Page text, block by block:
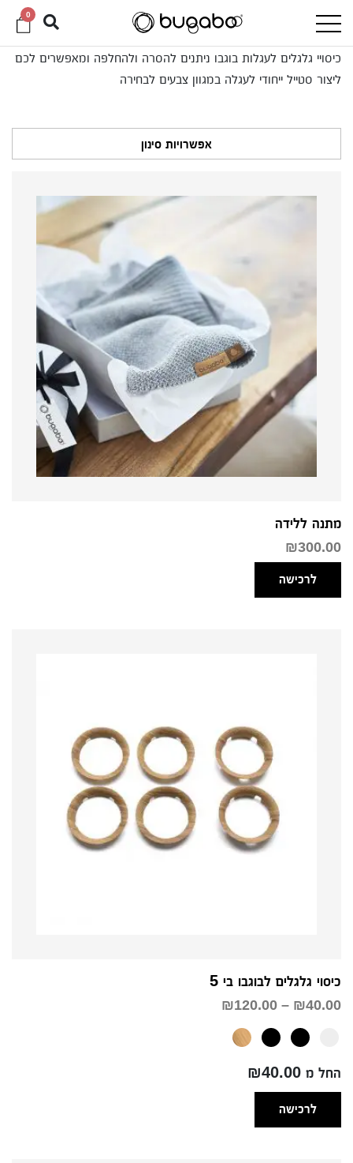
0
כיסויי גלגלים לעגלות בוגבו ניתנים להסרה ולהחלפה ומאפשרים לכם
ליצור סטייל ייחודי לעגלה במגוון צבעים לבחירה
אפשרויות סינון
מתנה ללידה
₪300.00
לרכישה
כיסוי גלגלים לבוגבו בי 5
₪40.00
–
₪120.00
החל מ ₪40.00
לרכישה